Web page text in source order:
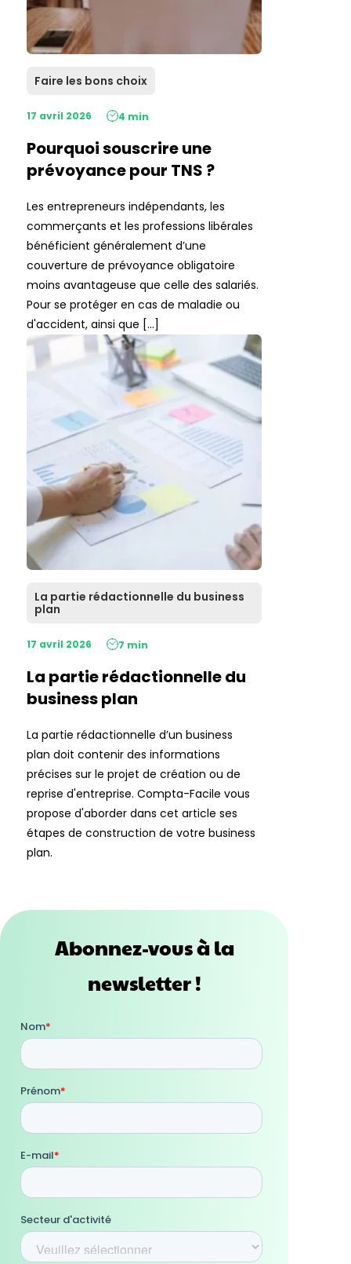
Faire les bons choix
17 avril 2026 4 min
Pourquoi souscrire une
prévoyance pour TNS ?
Les entrepreneurs indépendants, les
commerçants et les professions libérales
bénéficient généralement d’une
couverture de prévoyance obligatoire
moins avantageuse que celle des salariés.
Pour se protéger en cas de maladie ou
d'accident, ainsi que […]
La partie rédactionnelle du business
plan
17 avril 2026 7 min
La partie rédactionnelle du
business plan
La partie rédactionnelle d’un business
plan doit contenir des informations
précises sur le projet de création ou de
reprise d'entreprise. Compta-Facile vous
propose d'aborder dans cet article ses
étapes de construction de votre business
plan.
Abonnez-vous à la
newsletter !